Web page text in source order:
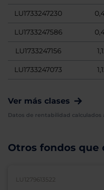
LU1733247230
LU1733247586
LU1733247156
LU1733247073
Ver más clases
Datos de rentabilidad calculados
Otros fondos que
LU1279613522